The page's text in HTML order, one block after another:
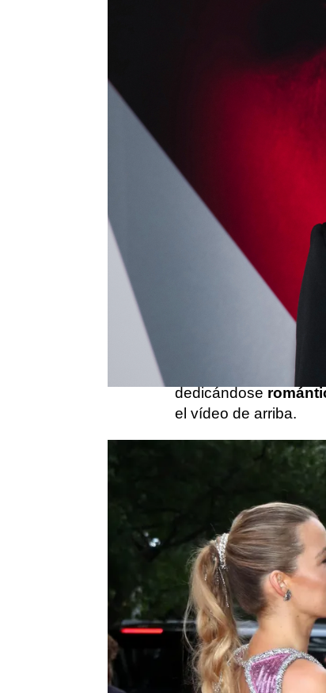
Anna Hidalgo
31 de julio de 2023,
Ryan
divertidas y
relación en 2011.
amor en redes
dedicándose
el vídeo de arriba.